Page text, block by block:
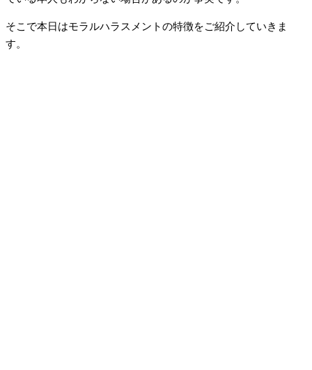
そこで本日はモラルハラスメントの特徴をご紹介していきま
す。